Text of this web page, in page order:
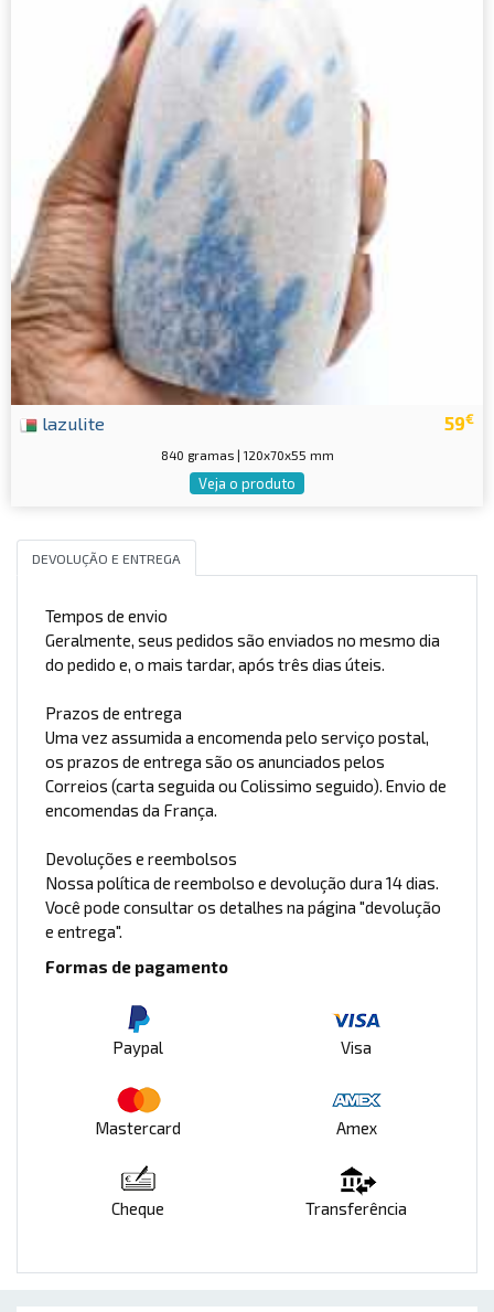
59€
lazulite
840 gramas | 120x70x55 mm
Veja o produto
DEVOLUÇÃO E ENTREGA
Tempos de envio
Geralmente, seus pedidos são enviados no mesmo dia
do pedido e, o mais tardar, após três dias úteis.
Prazos de entrega
Uma vez assumida a encomenda pelo serviço postal,
os prazos de entrega são os anunciados pelos
Correios (carta seguida ou Colissimo seguido). Envio de
encomendas da França.
Devoluções e reembolsos
Nossa política de reembolso e devolução dura 14 dias.
Você pode consultar os detalhes na página "devolução
e entrega".
Formas de pagamento
Paypal Visa
Mastercard Amex
Cheque Transferência